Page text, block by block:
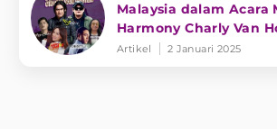
Malaysia dalam Acara
Harmony Charly Van
Artikel 2 Januari 2025